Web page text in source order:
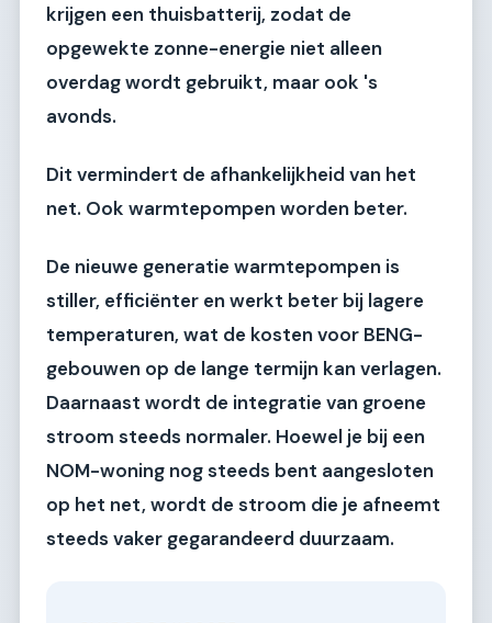
krijgen een thuisbatterij, zodat de
opgewekte zonne-energie niet alleen
overdag wordt gebruikt, maar ook 's
avonds.
Dit vermindert de afhankelijkheid van het
net. Ook warmtepompen worden beter.
De nieuwe generatie warmtepompen is
stiller, efficiënter en werkt beter bij lagere
temperaturen, wat de kosten voor BENG-
gebouwen op de lange termijn kan verlagen.
Daarnaast wordt de integratie van groene
stroom steeds normaler. Hoewel je bij een
NOM-woning nog steeds bent aangesloten
op het net, wordt de stroom die je afneemt
steeds vaker gegarandeerd duurzaam.